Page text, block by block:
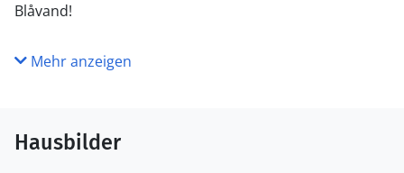
Blåvand!
Mehr anzeigen
Hausbilder